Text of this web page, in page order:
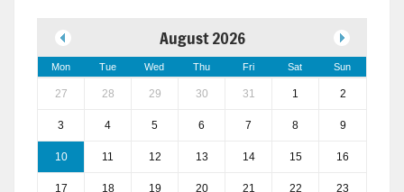
August 2026
Mon Tue Wed Thu Fri Sat Sun
27 28 29 30 31 1 2
3 4 5 6 7 8 9
10 11 12 13 14 15 16
17 18 19 20 21 22 23